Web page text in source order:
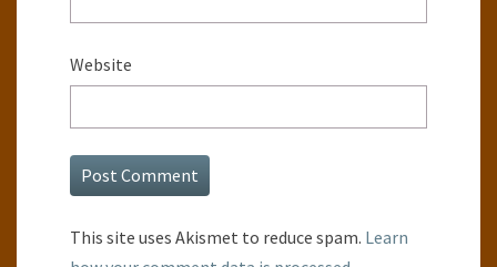
Website
This site uses Akismet to reduce spam. Learn